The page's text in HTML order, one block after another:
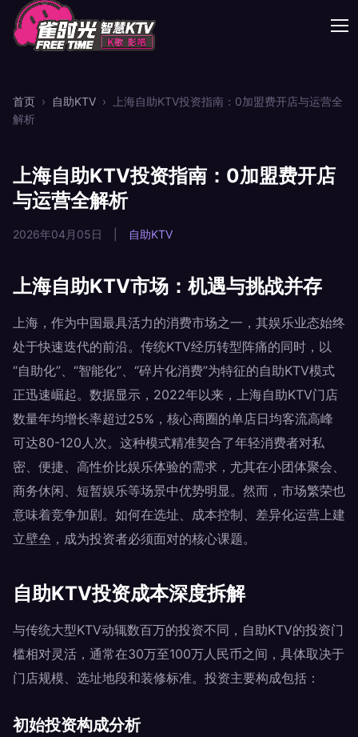
首页 › 自助KTV ›
上海自助KTV投资指南：0加盟费开店与运营全
解析
上海自助KTV投资指南：0加盟费开店
与运营全解析
2026年04月05日 自助KTV
上海自助KTV市场：机遇与挑战并存
上海，作为中国最具活力的消费市场之一，其娱乐业态始终
处于快速迭代的前沿。传统KTV经历转型阵痛的同时，以
“自助化”、“智能化”、“碎片化消费”为特征的自助KTV模式
正迅速崛起。数据显示，2022年以来，上海自助KTV门店
数量年均增长率超过25%，核心商圈的单店日均客流高峰
可达80-120人次。这种模式精准契合了年轻消费者对私
密、便捷、高性价比娱乐体验的需求，尤其在小团体聚会、
商务休闲、短暂娱乐等场景中优势明显。然而，市场繁荣也
意味着竞争加剧。如何在选址、成本控制、差异化运营上建
立壁垒，成为投资者必须面对的核心课题。
自助KTV投资成本深度拆解
与传统大型KTV动辄数百万的投资不同，自助KTV的投资门
槛相对灵活，通常在30万至100万人民币之间，具体取决于
门店规模、选址地段和装修标准。投资主要构成包括：
初始投资构成分析